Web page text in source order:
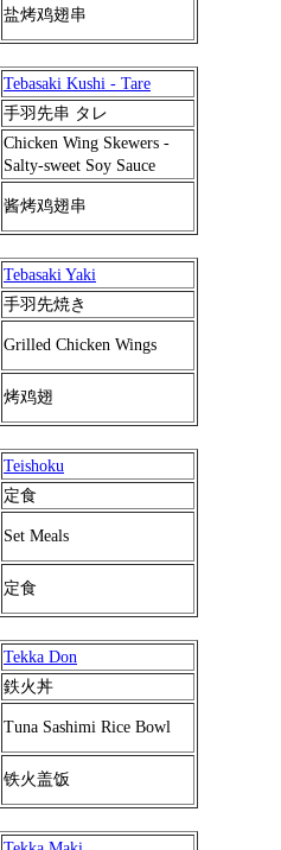
盐烤鸡翅串
Tebasaki Kushi - Tare
手羽先串 タレ
Chicken Wing Skewers -
Salty-sweet Soy Sauce
酱烤鸡翅串
Tebasaki Yaki
手羽先焼き
Grilled Chicken Wings
烤鸡翅
Teishoku
定食
Set Meals
定食
Tekka Don
鉄火丼
Tuna Sashimi Rice Bowl
铁火盖饭